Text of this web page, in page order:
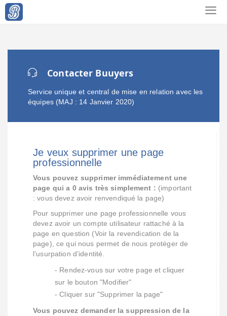
Contacter Buuyers
Service unique et central de mise en relation avec les
équipes (MAJ : 14 Janvier 2020)
Je veux supprimer une page
professionnelle
Vous pouvez supprimer immédiatement une
page qui a 0 avis très simplement : (important
: vous devez avoir renvendiqué la page)
Pour supprimer une page professionnelle vous
devez avoir un compte utilisateur rattaché à la
page en question (Voir la revendication de la
page), ce qui nous permet de nous protéger de
l’usurpation d’identité.
- Rendez-vous sur votre page et cliquer
sur le bouton "Modifier"
- Cliquer sur "Supprimer la page"
Vous pouvez demander la suppression de la